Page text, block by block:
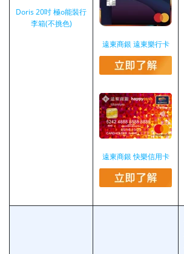
Doris 20吋 極o能裝行
李箱(不挑色)
遠東商銀 遠東樂行卡
遠東商銀 快樂信用卡